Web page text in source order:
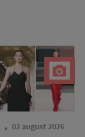
02 august 2026